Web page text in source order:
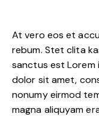
At vero eos et
rebum. Stet clita
sanctus est Lorem
dolor sit amet,
nonumy eirmod
magna aliquyam